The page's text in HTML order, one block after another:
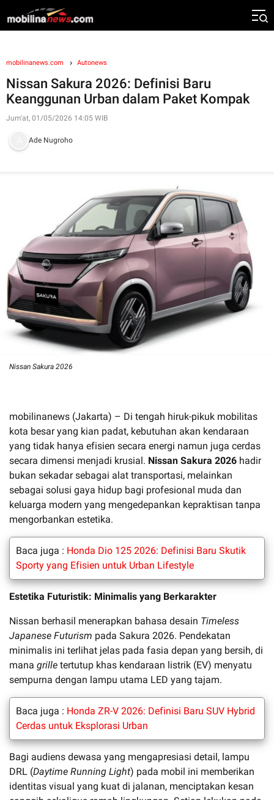
mobilinanews.com Autonews
Nissan Sakura 2026: Definisi Baru
Keanggunan Urban dalam Paket Kompak
Jum'at, 01/05/2026 14:05 WIB
Ade Nugroho
Nissan Sakura 2026
mobilinanews (Jakarta) – Di tengah hiruk-pikuk mobilitas
kota besar yang kian padat, kebutuhan akan kendaraan
yang tidak hanya efisien secara energi namun juga cerdas
secara dimensi menjadi krusial. Nissan Sakura 2026 hadir
bukan sekadar sebagai alat transportasi, melainkan
sebagai solusi gaya hidup bagi profesional muda dan
keluarga modern yang mengedepankan kepraktisan tanpa
mengorbankan estetika.
Baca juga : Honda Dio 125 2026: Definisi Baru Skutik
Sporty yang Efisien untuk Urban Lifestyle
Estetika Futuristik: Minimalis yang Berkarakter
Nissan berhasil menerapkan bahasa desain Timeless
Japanese Futurism pada Sakura 2026. Pendekatan
minimalis ini terlihat jelas pada fasia depan yang bersih, di
mana grille tertutup khas kendaraan listrik (EV) menyatu
sempurna dengan lampu utama LED yang tajam.
Baca juga : Honda ZR-V 2026: Definisi Baru SUV Hybrid
Cerdas untuk Eksplorasi Urban
Bagi audiens dewasa yang mengapresiasi detail, lampu
DRL (Daytime Running Light) pada mobil ini memberikan
identitas visual yang kuat di jalanan, menciptakan kesan